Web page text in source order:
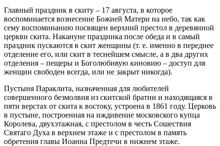
Главный праздник в скиту – 17 августа, в которое
воспоминается вознесение Божией Матери на небо, так как
сему воспоминанию посвящен верхний престол в деревянной
церкви скита. Накануне праздника после обеда и в самый
праздник пускаются в скит женщины (т. е. именно в переднее
отделение его, или скит в теснейшем смысле, а в два других
отделения – пещеры и Боголюбивую киновию – доступ для
женщин свободен всегда, или не закрыт никогда).
Пустыня Параклита, назначенная для любителей
совершенного безмолвия из скитской братии и находящаяся в
пяти верстах от скита к востоку, устроена в 1861 году. Церковь
в пустыне, построенная на иждивение московского купца
Королева, двухэтажная, с престолом в честь Сошествия
Святаго Духа в верхнем этаже и с престолом в память
обретения главы Иоанна Предтечи в нижнем этаже.